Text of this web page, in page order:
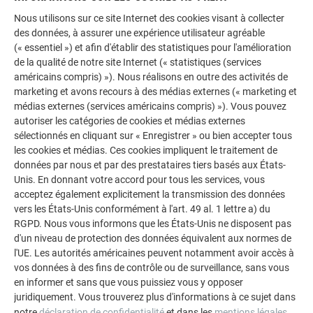
faut agrafer une plaque de support.
Nous utilisons sur ce site Internet des cookies visant à collecter
des données, à assurer une expérience utilisateur agréable
(« essentiel ») et afin d'établir des statistiques pour l'amélioration
de la qualité de notre site Internet (« statistiques (services
américains compris) »). Nous réalisons en outre des activités de
marketing et avons recours à des médias externes (« marketing et
médias externes (services américains compris) »). Vous pouvez
autoriser les catégories de cookies et médias externes
sélectionnés en cliquant sur « Enregistrer » ou bien accepter tous
les cookies et médias. Ces cookies impliquent le traitement de
données par nous et par des prestataires tiers basés aux États-
Unis. En donnant votre accord pour tous les services, vous
acceptez également explicitement la transmission des données
vers les États-Unis conformément à l'art. 49 al. 1 lettre a) du
RGPD. Nous vous informons que les États-Unis ne disposent pas
d'un niveau de protection des données équivalent aux normes de
l'UE. Les autorités américaines peuvent notamment avoir accès à
vos données à des fins de contrôle ou de surveillance, sans vous
en informer et sans que vous puissiez vous y opposer
juridiquement. Vous trouverez plus d'informations à ce sujet dans